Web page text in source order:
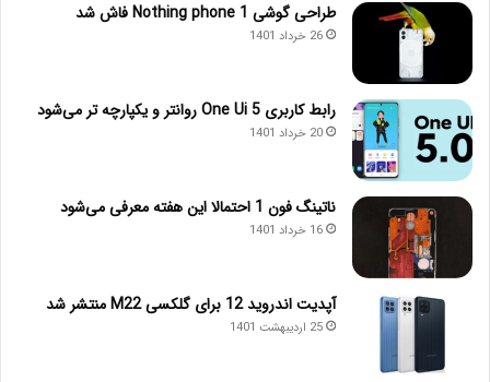
طراحی گوشی Nothing phone 1 فاش شد
26 خرداد 1401
رابط کاربری One Ui 5 روانتر و یکپارچه تر می‌شود
20 خرداد 1401
ناتینگ فون 1 احتمالا این هفته معرفی می‌شود
16 خرداد 1401
آپدیت اندروید 12 برای گلکسی M22 منتشر شد
25 اردیبهشت 1401